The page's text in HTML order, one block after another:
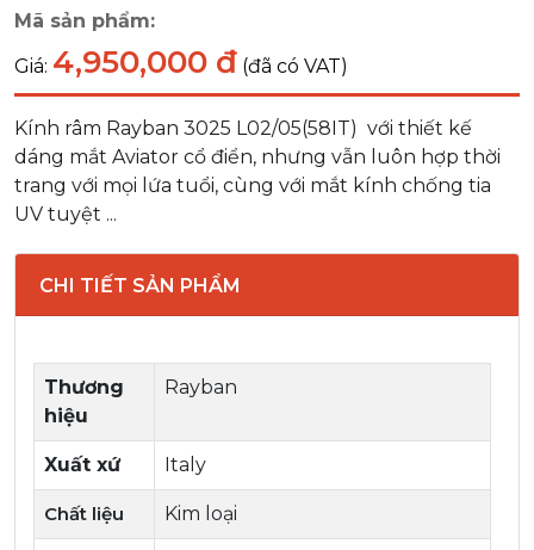
Mã sản phẩm:
Giá: 4,950,000 đ (đã có VAT)
Kính râm Rayban 3025 L02/05(58IT) với thiết kế
dáng mắt Aviator cổ điển, nhưng vẫn luôn hợp thời
trang với mọi lứa tuổi, cùng với mắt kính chống tia
UV tuyệt ...
CHI TIẾT SẢN PHẨM
Thương
hiệu
Rayban
Xuất xứ Italy
Chất liệu Kim loại